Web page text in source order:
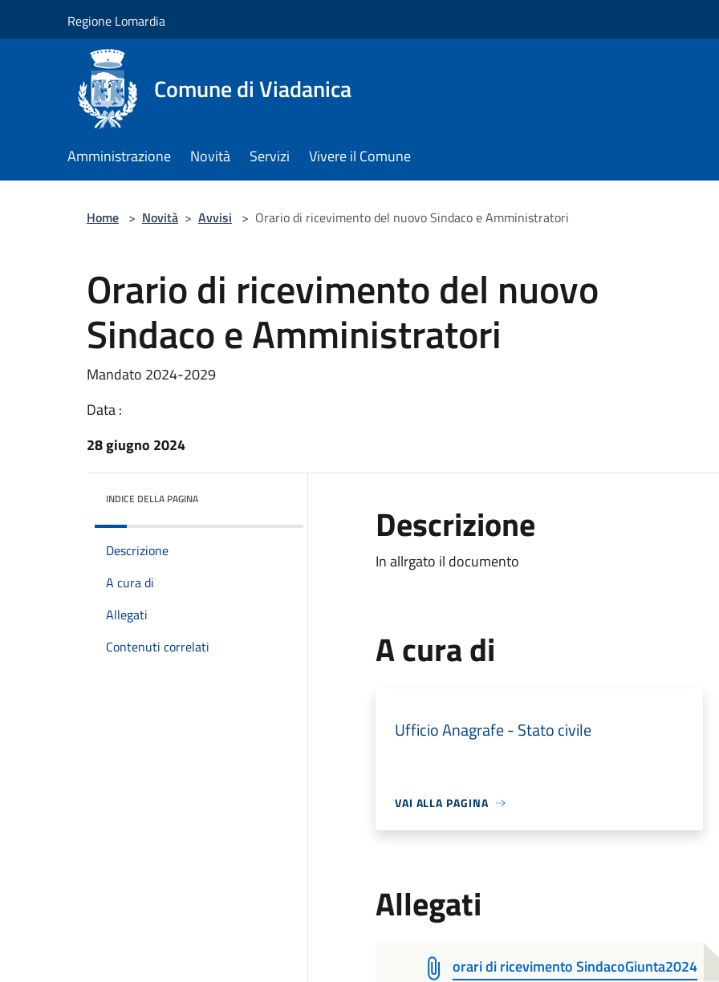
Regione Lomardia
Comune di Viadanica
Amministrazione Novità Servizi Vivere il Comune
Home > Novità > Avvisi > Orario di ricevimento del nuovo Sindaco e Amministratori
Orario di ricevimento del nuovo
Sindaco e Amministratori
Mandato 2024-2029
Data :
28 giugno 2024
INDICE DELLA PAGINA
Descrizione
A cura di
Allegati
Contenuti correlati
Descrizione
In allrgato il documento
A cura di
Ufficio Anagrafe - Stato civile
VAI ALLA PAGINA
Allegati
orari di ricevimento SindacoGiunta2024